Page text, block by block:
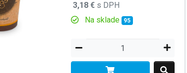
3,18 € s DPH
Na sklade
95